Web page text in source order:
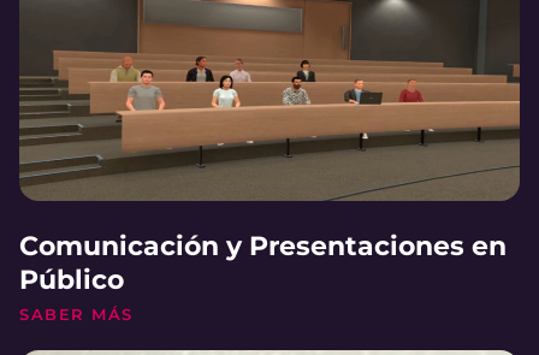
Comunicación y Presentaciones en
Público
SABER MÁS